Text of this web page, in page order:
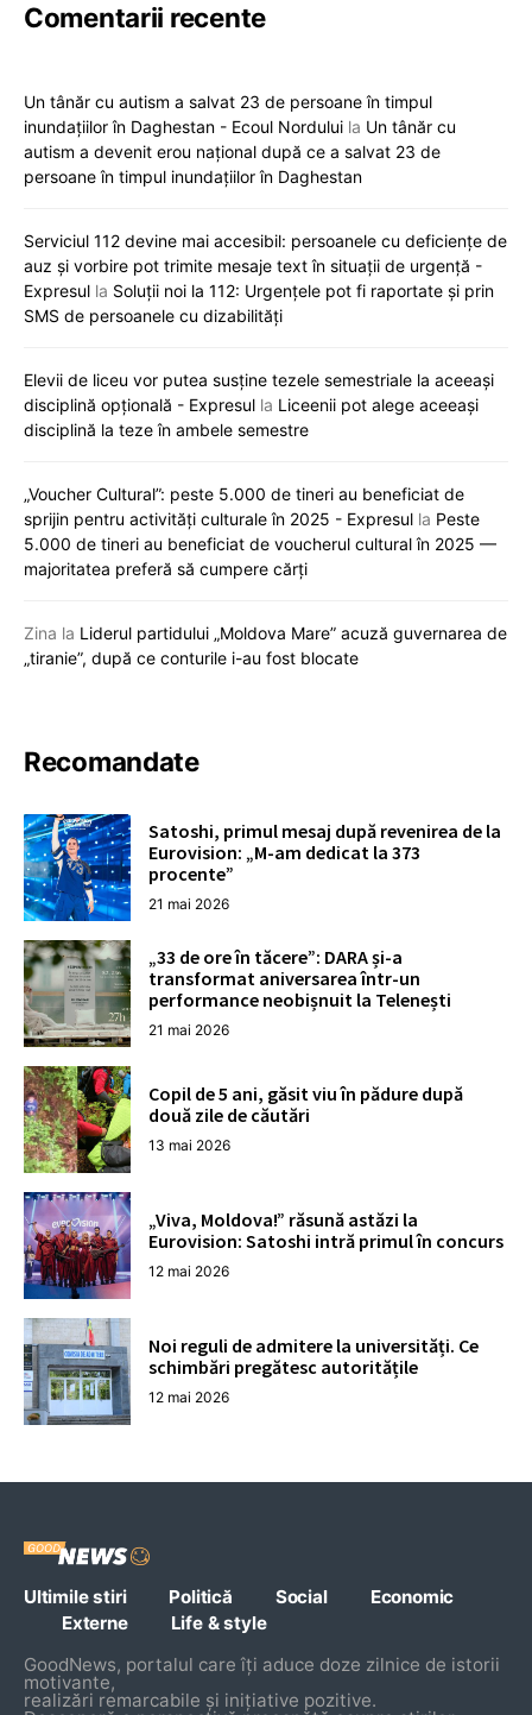
Comentarii recente
Un tânăr cu autism a salvat 23 de persoane în timpul
inundațiilor în Daghestan - Ecoul Nordului la Un tânăr cu
autism a devenit erou național după ce a salvat 23 de
persoane în timpul inundațiilor în Daghestan
Serviciul 112 devine mai accesibil: persoanele cu deficiențe de
auz și vorbire pot trimite mesaje text în situații de urgență -
Expresul la Soluții noi la 112: Urgențele pot fi raportate și prin
SMS de persoanele cu dizabilități
Elevii de liceu vor putea susține tezele semestriale la aceeași
disciplină opțională - Expresul la Liceenii pot alege aceeași
disciplină la teze în ambele semestre
„Voucher Cultural”: peste 5.000 de tineri au beneficiat de
sprijin pentru activități culturale în 2025 - Expresul la Peste
5.000 de tineri au beneficiat de voucherul cultural în 2025 —
majoritatea preferă să cumpere cărți
Zina la Liderul partidului „Moldova Mare” acuză guvernarea de
„tiranie”, după ce conturile i-au fost blocate
Recomandate
Satoshi, primul mesaj după revenirea de la
Eurovision: „M-am dedicat la 373
procente”
21 mai 2026
„33 de ore în tăcere”: DARA și-a
transformat aniversarea într-un
performance neobișnuit la Telenești
21 mai 2026
Copil de 5 ani, găsit viu în pădure după
două zile de căutări
13 mai 2026
„Viva, Moldova!” răsună astăzi la
Eurovision: Satoshi intră primul în concurs
12 mai 2026
Noi reguli de admitere la universități. Ce
schimbări pregătesc autoritățile
12 mai 2026
Ultimile stiri Politică Social
Economic
Externe
Life & style
GoodNews, portalul care îți aduce doze zilnice de istorii
motivante,
realizări remarcabile și inițiative pozitive.